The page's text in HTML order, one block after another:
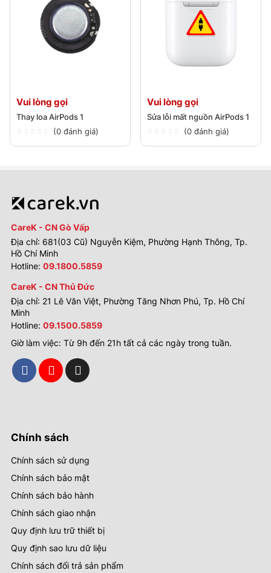
Vui lòng gọi
Thay loa AirPods 1
(0 đánh giá)
Vui lòng gọi
Sửa lỗi mất nguồn AirPods 1
(0 đánh giá)
CareK - CN Gò Vấp
Địa chỉ: 681(03 Cũ) Nguyễn Kiệm, Phường Hạnh Thông, Tp.
Hồ Chí Minh
Hotline: 09.1800.5859
CareK - CN Thủ Đức
Địa chỉ: 21 Lê Văn Việt, Phường Tăng Nhơn Phú, Tp. Hồ Chí
Minh
Hotline: 09.1500.5859
Giờ làm việc: Từ 9h đến 21h tất cả các ngày trong tuần.
Chính sách
Chính sách sử dụng
Chính sách bảo mật
Chính sách bảo hành
Chính sách giao nhận
Quy định lưu trữ thiết bị
Quy định sao lưu dữ liệu
Chính sách đổi trả sản phẩm